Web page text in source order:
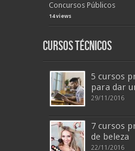
Concursos Públicos
14 views
Cursos Técnicos
5 cursos
para dar
29/11/2016
7 cursos
de beleza
22/11/2016